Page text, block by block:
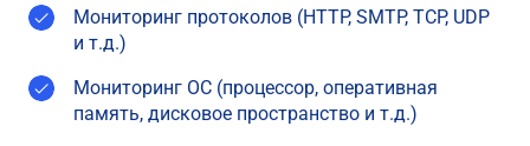
Мониторинг протоколов (HTTP, SMTP, TCP, UDP
и т.д.)
Мониторинг ОС (процессор, оперативная
память, дисковое пространство и т.д.)